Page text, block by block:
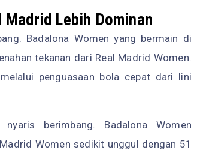
Lebih Dominan
Badalona Women yang bermain di
tekanan dari Real Madrid Women.
penguasaan bola cepat dari lini
berimbang. Badalona Women
Women sedikit unggul dengan 51